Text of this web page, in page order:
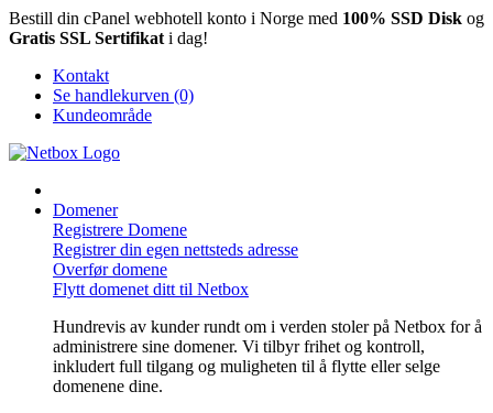
Bestill din cPanel webhotell konto i Norge med 100% SSD Disk og
Gratis SSL Sertifikat i dag!
Kontakt
Se handlekurven (0)
Kundeområde
Domener
Registrere Domene
Registrer din egen nettsteds adresse
Overfør domene
Flytt domenet ditt til Netbox
Hundrevis av kunder rundt om i verden stoler på Netbox for å
administrere sine domener. Vi tilbyr frihet og kontroll,
inkludert full tilgang og muligheten til å flytte eller selge
domenene dine.